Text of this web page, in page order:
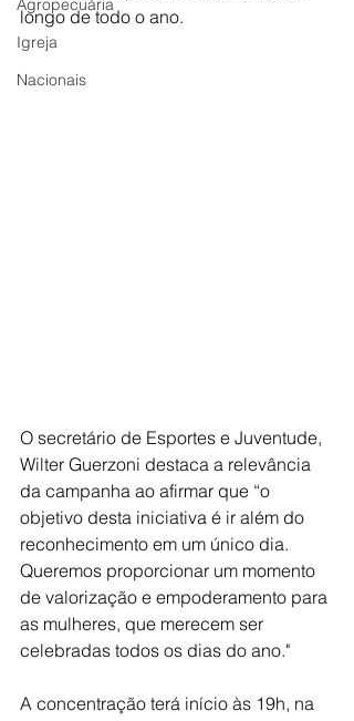
Agropecuária
Igreja
Nacionais
longo de todo o ano.
O secretário de Esportes e Juventude,
Wilter Guerzoni destaca a relevância
da campanha ao afirmar que “o
objetivo desta iniciativa é ir além do
reconhecimento em um único dia.
Queremos proporcionar um momento
de valorização e empoderamento para
as mulheres, que merecem ser
celebradas todos os dias do ano."
A concentração terá início às 19h, na